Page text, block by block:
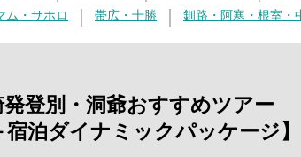
ム・サホロ 帯広・十勝 釧路・阿寒・根室・
発登別・洞爺おすすめツアー
宿泊ダイナミックパッケージ】